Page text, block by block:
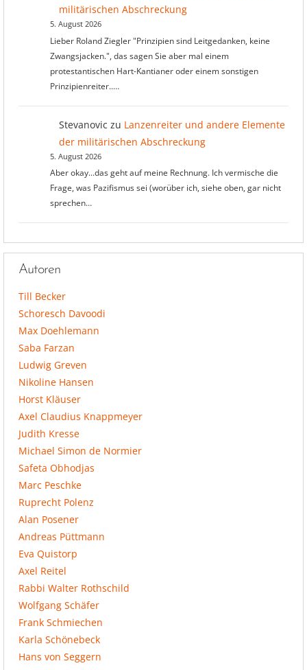
militärischen Abschreckung
5. August 2026
Lieber Roland Ziegler "Prinzipien sind Leitgedanken, keine
Zwangsjacken.", das sagen Sie aber mal einem
protestantischen Hart-Kantianer oder einem sonstigen
Prinzipienreiter..…
Stevanovic zu Lanzenreiter und andere Elemente
der militärischen Abschreckung
5. August 2026
Aber okay...das geht auf meine Rechnung. Ich vermische die
Frage, was Pazifismus sei (worüber ich, siehe oben, gar nicht
sprechen…
Autoren
Till Becker
Schoresch Davoodi
Max Doehlemann
Saba Farzan
Ludwig Greven
Nikoline Hansen
Horst Kläuser
Axel Claudius Knappmeyer
Judith Kresse
Michael Simon de Normier
Safeta Obhodjas
Marc Peschke
Ruprecht Polenz
Alan Posener
Andreas Püttmann
Eva Quistorp
Axel Reitel
Rabbi Walter Rothschild
Wolfgang Schäfer
Frank Schmiechen
Karla Schönebeck
Hans von Seggern